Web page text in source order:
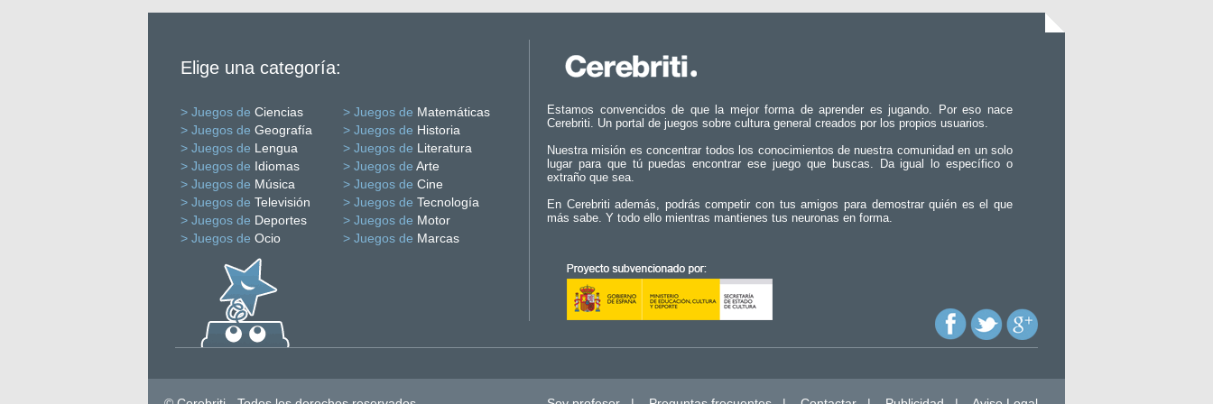
Elige una categoría:
> Juegos de Ciencias > Juegos de Matemáticas
> Juegos de Geografía > Juegos de Historia
> Juegos de Lengua > Juegos de Literatura
> Juegos de Idiomas > Juegos de Arte
> Juegos de Música > Juegos de Cine
> Juegos de Televisión > Juegos de Tecnología
> Juegos de Deportes > Juegos de Motor
> Juegos de Ocio > Juegos de Marcas
Estamos convencidos de que la mejor forma de aprender es jugando. Por eso nace
Cerebriti. Un portal de juegos sobre cultura general creados por los propios usuarios.
Nuestra misión es concentrar todos los conocimientos de nuestra comunidad en un solo
lugar para que tú puedas encontrar ese juego que buscas. Da igual lo específico o
extraño que sea.
En Cerebriti además, podrás competir con tus amigos para demostrar quién es el que
más sabe. Y todo ello mientras mantienes tus neuronas en forma.